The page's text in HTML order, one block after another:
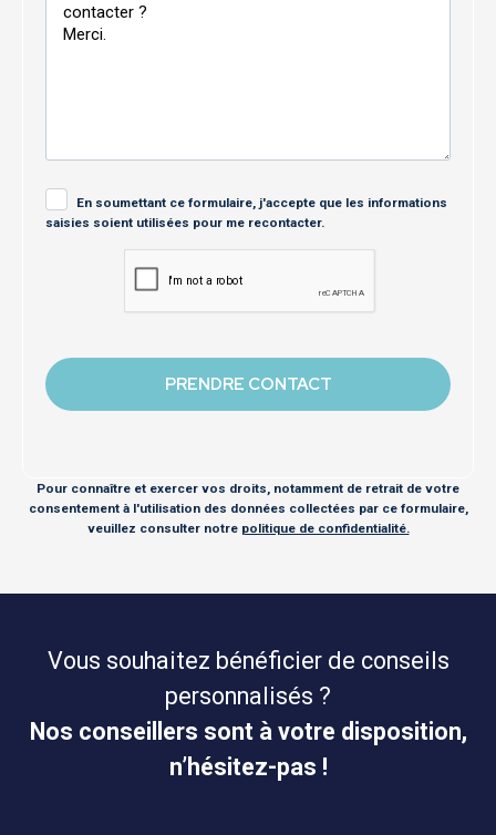
En soumettant ce formulaire, j'accepte que les informations
saisies soient utilisées pour me recontacter.
Pour connaître et exercer vos droits, notamment de retrait de votre
consentement à l'utilisation des données collectées par ce formulaire,
veuillez consulter notre politique de confidentialité.
Vous souhaitez bénéficier de conseils
personnalisés ?
Nos conseillers sont à votre disposition,
n’hésitez-pas !